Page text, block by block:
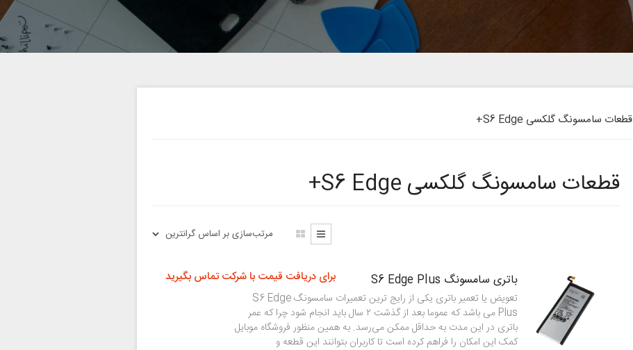
قطعات سامسونگ گلکسی S6 Edge+
قطعات سامسونگ گلکسی S6 Edge+
باتری سامسونگ S6 Edge Plus
تعویض یا تعمیر باتری یکی از رایج ترین تعمیرات سامسونگ S6 Edge
Plus می باشد که عموما بعد از گذشت ۲ سال باید انجام شود چرا که عمر
باتری در این مدت به حداقل ممکن می‌رسد. به همین منظور فروشگاه موبایل
کمک این امکان را فراهم کرده است تا کاربران بتوانند این قطعه و
برای دریافت قیمت با شرکت تماس بگیرید